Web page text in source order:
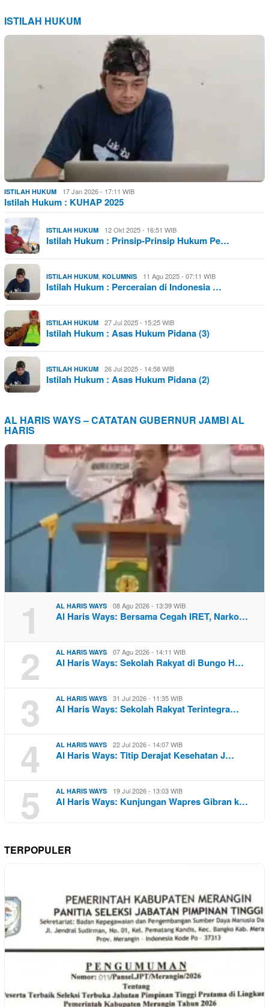
ISTILAH HUKUM
ISTILAH HUKUM 17 Jan 2026 - 17:11 WIB
Istilah Hukum : KUHAP 2025
ISTILAH HUKUM 12 Okt 2025 - 16:51 WIB
Istilah Hukum : Prinsip-Prinsip Hukum Pe…
ISTILAH HUKUM, KOLUMNIS 11 Agu 2025 - 07:11 WIB
Istilah Hukum : Perceraian di Indonesia …
ISTILAH HUKUM 27 Jul 2025 - 15:25 WIB
Istilah Hukum : Asas Hukum Pidana (3)
ISTILAH HUKUM 26 Jul 2025 - 14:58 WIB
Istilah Hukum : Asas Hukum Pidana (2)
AL HARIS WAYS – CATATAN GUBERNUR JAMBI AL
HARIS
1 AL HARIS WAYS 08 Agu 2026 - 13:39 WIB
Al Haris Ways: Bersama Cegah IRET, Narko…
2 AL HARIS WAYS 07 Agu 2026 - 14:11 WIB
Al Haris Ways: Sekolah Rakyat di Bungo H…
3 AL HARIS WAYS 31 Jul 2026 - 11:35 WIB
Al Haris Ways: Sekolah Rakyat Terintegra…
4 AL HARIS WAYS 22 Jul 2026 - 14:07 WIB
Al Haris Ways: Titip Derajat Kesehatan J…
5 AL HARIS WAYS 19 Jul 2026 - 13:03 WIB
Al Haris Ways: Kunjungan Wapres Gibran k…
TERPOPULER